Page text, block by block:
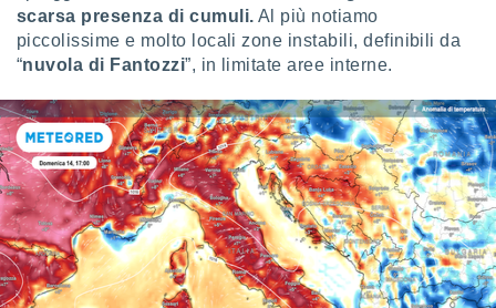
quali la
su
e
di
dati
sulla
al quale
scarsa presenza di cumuli. Al più notiamo
piccolissime e molto locali zone instabili, definibili da
“nuvola di Fantozzi”, in limitate aree interne.